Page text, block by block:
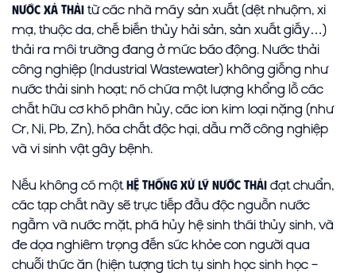
nước xả thải từ các nhà máy sản xuất (dệt nhuộm, xi
mạ, thuộc da, chế biến thủy hải sản, sản xuất giấy…)
thải ra môi trường đang ở mức báo động. Nước thải
công nghiệp (Industrial Wastewater) không giống như
nước thải sinh hoạt; nó chứa một lượng khổng lồ các
chất hữu cơ khó phân hủy, các ion kim loại nặng (như
Cr, Ni, Pb, Zn), hóa chất độc hại, dầu mỡ công nghiệp
và vi sinh vật gây bệnh.
Nếu không có mộthệ thống xử lý nước thải đạt chuẩn,
các tạp chất này sẽ trực tiếp đầu độc nguồn nước
ngầm và nước mặt, phá hủy hệ sinh thái thủy sinh, và
đe dọa nghiêm trọng đến sức khỏe con người qua
chuỗi thức ăn (hiện tượng tích tụ sinh học sinh học –